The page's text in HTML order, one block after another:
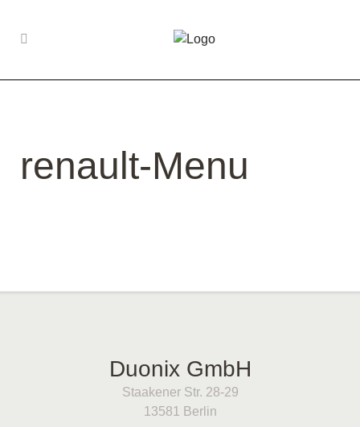
renault-Menu
Duonix GmbH
Staakener Str. 28-29
13581 Berlin